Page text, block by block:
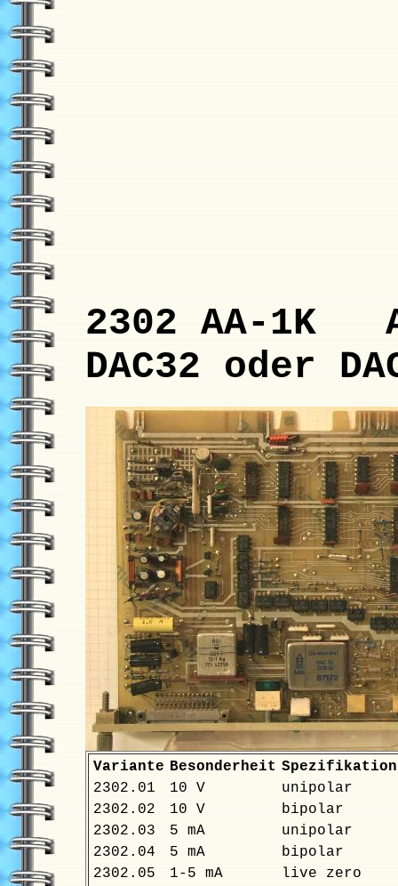
2302 AA-1K
DAC32 oder
Variante Besonderheit Spezifikation
2302.01
10 V
unipolar
2302.02
10 V
bipolar
2302.03
5 mA
unipolar
2302.04
5 mA
bipolar
2302.05
1-5 mA
live zero